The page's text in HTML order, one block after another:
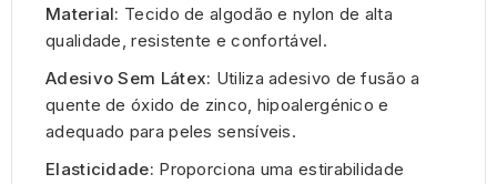
Material: Tecido de algodão e nylon de alta
qualidade, resistente e confortável.
Adesivo Sem Látex: Utiliza adesivo de fusão a
quente de óxido de zinco, hipoalergénico e
adequado para peles sensíveis.
Elasticidade: Proporciona uma estirabilidade